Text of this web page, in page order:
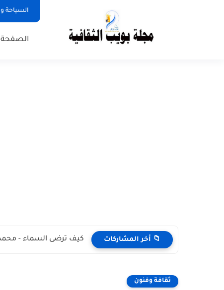
السياحة
الصفحة
📁 أخر المشاركات كيف ترضى السماء -
ثقافة وفنون